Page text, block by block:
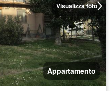
Visualizza foto
Appartamento